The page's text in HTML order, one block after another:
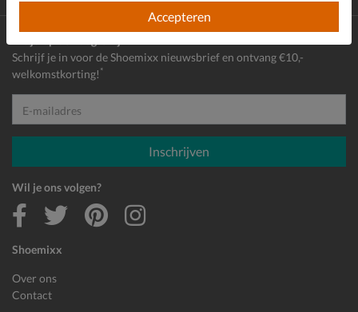
Shoemixx
Over ons
Contact
Schrijf je in voor de Shoemixx nieuwsbrief en ontvang €10,-
welkomstkorting! *
E-mailadres
Inschrijven
Wil je ons volgen?
Accepteren